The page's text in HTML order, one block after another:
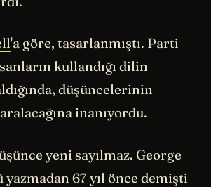
'a göre, tasarlanmıştı. Parti
kullandığı dilin
düşüncelerinin
inanıyordu.
yeni sayılmaz. George
yazmadan 67 yıl önce demişti